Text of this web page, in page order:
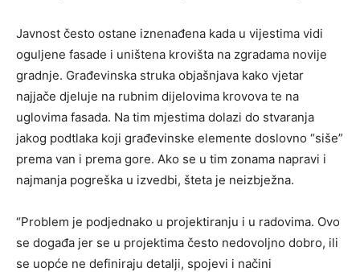
Javnost često ostane iznenađena kada u vijestima vidi
oguljene fasade i uništena krovišta na zgradama novije
gradnje. Građevinska struka objašnjava kako vjetar
najjače djeluje na rubnim dijelovima krovova te na
uglovima fasada. Na tim mjestima dolazi do stvaranja
jakog podtlaka koji građevinske elemente doslovno “siše”
prema van i prema gore. Ako se u tim zonama napravi i
najmanja pogreška u izvedbi, šteta je neizbježna.
“Problem je podjednako u projektiranju i u radovima. Ovo
se događa jer se u projektima često nedovoljno dobro, ili
se uopće ne definiraju detalji, spojevi i načini